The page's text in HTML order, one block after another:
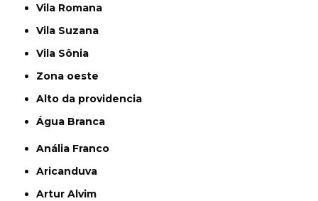
Vila Romana
Vila Suzana
Vila Sônia
Zona oeste
alto da providencia
Água Branca
Anália Franco
Aricanduva
Artur Alvim